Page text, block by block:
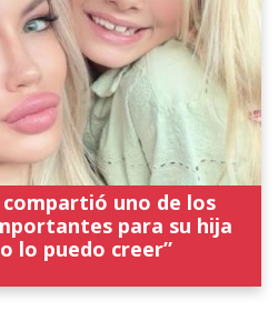
compartió uno de los
para su hija
lo puedo creer”